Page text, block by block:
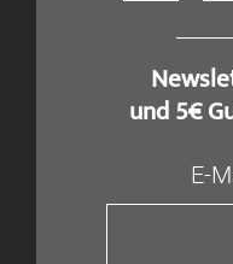
und 5€
E-